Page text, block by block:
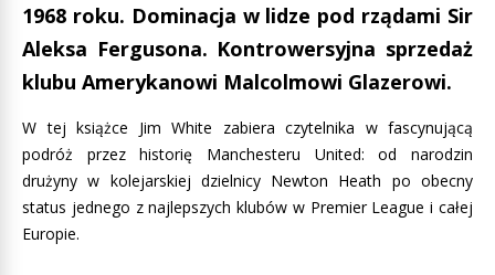
1968 roku. Dominacja w lidze pod rządami Sir
Aleksa Fergusona. Kontrowersyjna sprzedaż
klubu Amerykanowi Malcolmowi Glazerowi.
W tej książce Jim White zabiera czytelnika w fascynującą
podróż przez historię Manchesteru United: od narodzin
drużyny w kolejarskiej dzielnicy Newton Heath po obecny
status jednego z najlepszych klubów w Premier League i całej
Europie.